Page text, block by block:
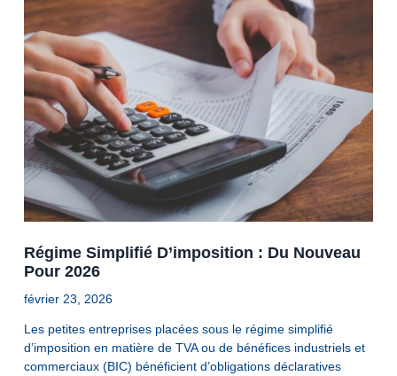
Régime Simplifié D’imposition : Du Nouveau
Pour 2026
février 23, 2026
Les petites entreprises placées sous le régime simplifié
d’imposition en matière de TVA ou de bénéfices industriels et
commerciaux (BIC) bénéficient d’obligations déclaratives